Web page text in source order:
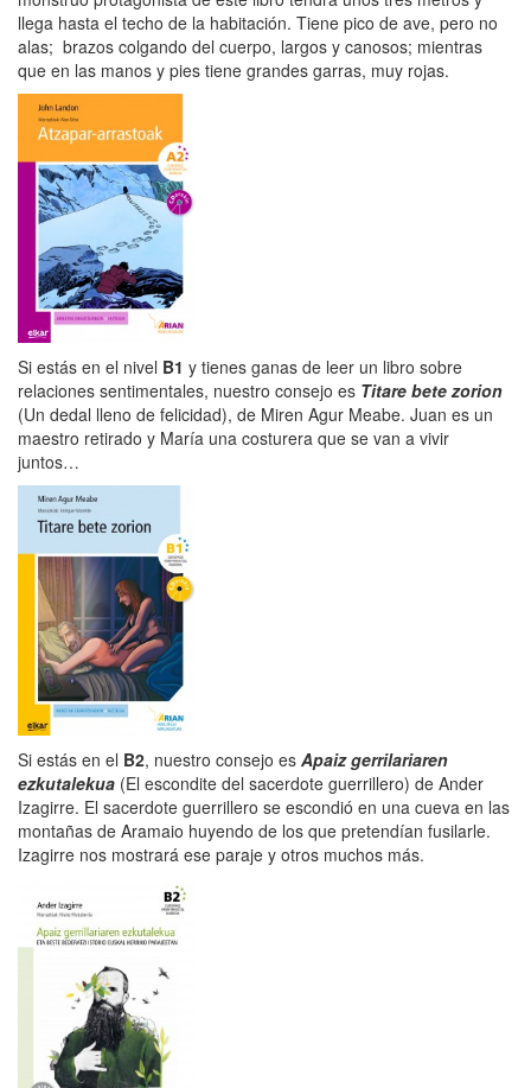
llega hasta el techo de la habitación. Tiene pico de ave, pero no
alas; brazos colgando del cuerpo, largos y canosos; mientras
que en las manos y pies tiene grandes garras, muy rojas.
Si estás en el nivel B1 y tienes ganas de leer un libro sobre
relaciones sentimentales, nuestro consejo es Titare bete zorion
(Un dedal lleno de felicidad), de Miren Agur Meabe. Juan es un
maestro retirado y María una costurera que se van a vivir
juntos…
Si estás en el B2, nuestro consejo es Apaiz gerrilariaren
ezkutalekua (El escondite del sacerdote guerrillero) de Ander
Izagirre. El sacerdote guerrillero se escondió en una cueva en las
montañas de Aramaio huyendo de los que pretendían fusilarle.
Izagirre nos mostrará ese paraje y otros muchos más.